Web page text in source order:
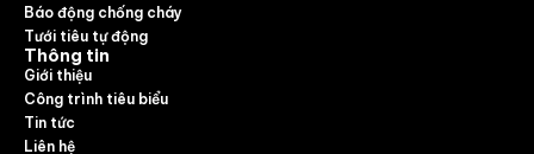
Báo động chống cháy
Tưới tiêu tự động
Thông tin
Giới thiệu
Công trình tiêu biểu
Tin tức
Liên hệ